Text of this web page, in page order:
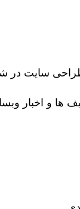
سایت در
ها و اخبار